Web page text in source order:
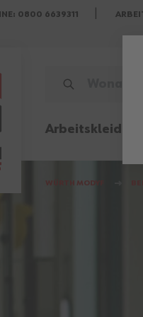
0800 6639311
WONACH SUCHST
Arbeitskleidung
WÜRTH MODYF